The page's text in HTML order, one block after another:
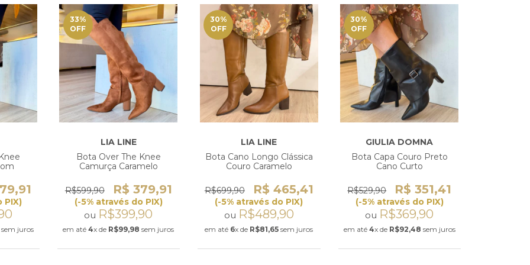
PIX)
juros
33%
OFF
LIA LINE
Bota Over The Knee
Camurça Caramelo
R$599,90 R$ 379,91
(-5% através do PIX)
ou R$399,90
em até4x de R$99,98 sem juros
30%
OFF
LIA LINE
Bota Cano Longo Clássica
Couro Caramelo
R$699,90 R$ 465,41
(-5% através do PIX)
ou R$489,90
em até 6x de R$81,65 sem juros
30%
OFF
GIULIA DOMNA
Bota Capa Couro Preto
Cano Curto
R$529,90 R$ 351,41
(-5% através do PIX)
ou R$369,90
em até 4x de R$92,48 sem juros